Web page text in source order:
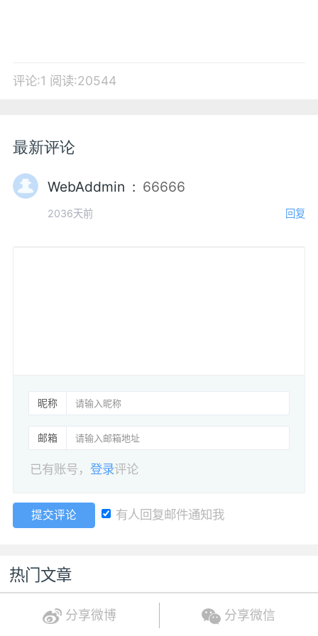
评论:1 阅读:20544
最新评论
WebAddmin : 66666
2036天前 回复
昵称
邮箱
已有账号，登录评论
提交评论 有人回复邮件通知我
热门文章
分享微博 分享微信